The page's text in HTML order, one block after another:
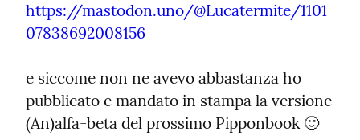
https://mastodon.uno/@Lucatermite/1101
07838692008156
e siccome non ne avevo abbastanza ho
pubblicato e mandato in stampa la versione
(An)alfa-beta del prossimo Pipponbook 🙂